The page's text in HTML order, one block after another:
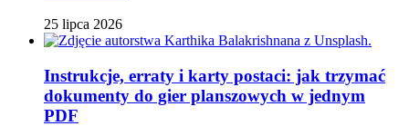
25 lipca 2026
Instrukcje, erraty i karty postaci: jak trzymać
dokumenty do gier planszowych w jednym
PDF